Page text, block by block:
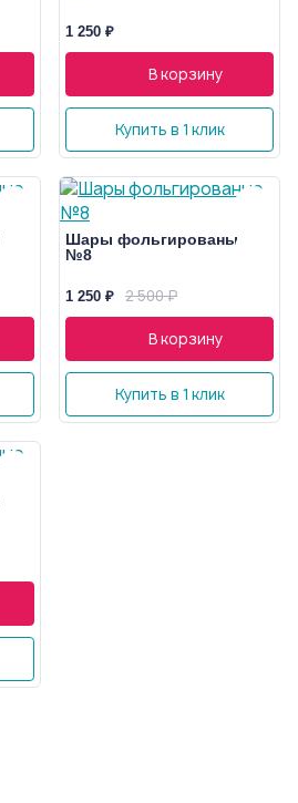
1 250 ₽
В корзину
Купить в 1 клик
Шары фольгированые
№8
1 250 ₽ 2 500 ₽
В корзину
Купить в 1 клик